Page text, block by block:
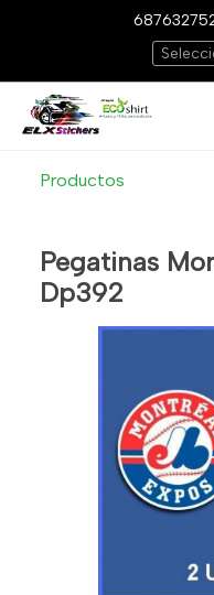
Productos
Pegatinas
Dp392